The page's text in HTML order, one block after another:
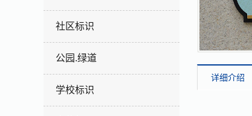
社区标识
公园.绿道
学校标识
详细介绍